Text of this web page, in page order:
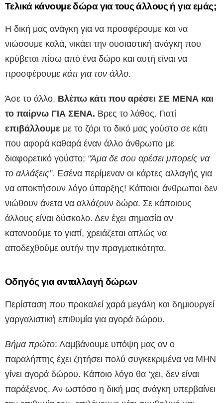
Τελικά κάνουμε δώρα για τους άλλους ή για εμάς;
Η δική μας ανάγκη για να προσφέρουμε και να
νιώσουμε καλά, νικάει την ουσιαστική ανάγκη που
κρύβεται πίσω από ένα δώρο και αυτή είναι να
προσφέρουμε κάτι για τον άλλο.
Άσε το άλλο. Βλέπω κάτι που αρέσει ΣΕ ΜΕΝΑ και
το παίρνω ΓΙΑ ΣΕΝΑ. Βρες το λάθος. Γιατί
επιβάλλουμε με το ζόρι το δικό μας γούστο σε κάτι
που αφορά καθαρά έναν άλλο άνθρωπο με
διαφορετικό γούστο; “Άμα δε σου αρέσει μπορείς να
το αλλάξεις”. Εσένα περίμεναν οι κάρτες αλλαγής για
να αποκτήσουν λόγο ύπαρξης! Κάποιοι άνθρωποι δεν
νιώθουν άνετα να αλλάζουν δώρα. Σε κάποιους
άλλους είναι δύσκολο. Δεν έχει σημασία αν
κατανοούμε το γιατί, χρειάζεται απλώς να
αποδεχθούμε αυτήν την πραγματικότητα.
Οδηγός για ανταλλαγή δώρων
Περίσταση που προκαλεί χαρά μεγάλη και δημιουργεί
γαργαλιστική επιθυμία για αγορά δώρου.
Βήμα πρώτο: Λαμβάνουμε υπόψη μας αν ο
παραλήπτης έχει ζητήσει πολύ συγκεκριμένα να ΜΗΝ
γίνει αγορά δώρου. Κάποιο λόγο θα ‘χει, δεν είναι
παράξενος. Αν ωστόσο η δική μας ανάγκη υπερβαίνει